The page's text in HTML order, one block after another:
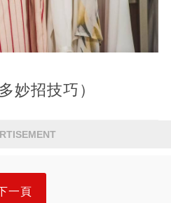
妙招技巧）
一頁